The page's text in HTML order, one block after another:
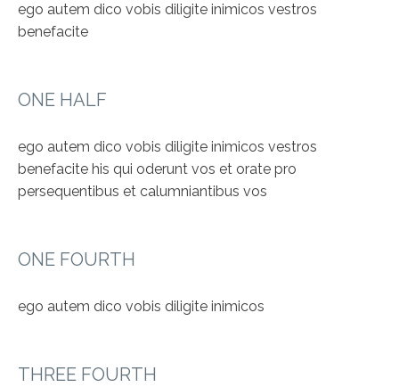
ego autem dico vobis diligite inimicos vestros
benefacite
ONE HALF
ego autem dico vobis diligite inimicos vestros
benefacite his qui oderunt vos et orate pro
persequentibus et calumniantibus vos
ONE FOURTH
ego autem dico vobis diligite inimicos
THREE FOURTH